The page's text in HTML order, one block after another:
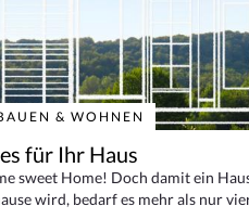
& WOHNEN
für Ihr Haus
sweet Home! Doch damit ein
wird, bedarf es mehr als nur